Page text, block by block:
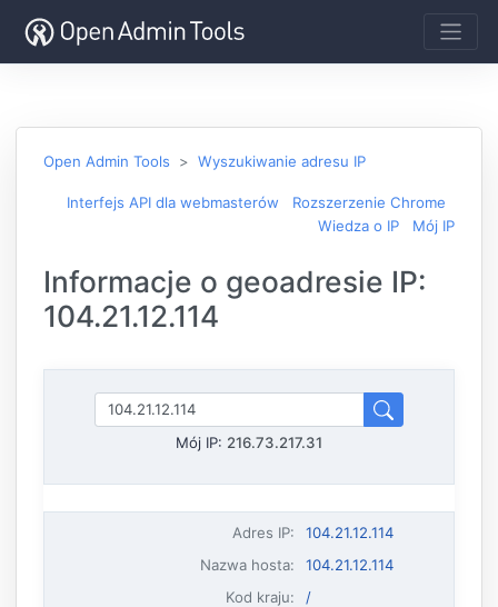
Open Admin Tools Wyszukiwanie adresu IP
Interfejs API dla webmasterów
Rozszerzenie Chrome
Wiedza o IP
Mój IP
Informacje o geoadresie IP:
104.21.12.114
Mój IP: 216.73.217.31
Adres IP:
104.21.12.114
Nazwa hosta:
104.21.12.114
Kod kraju:
/